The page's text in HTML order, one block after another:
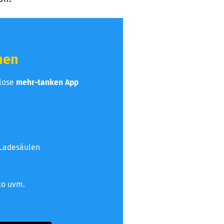
mehr-tanken App
uvm.